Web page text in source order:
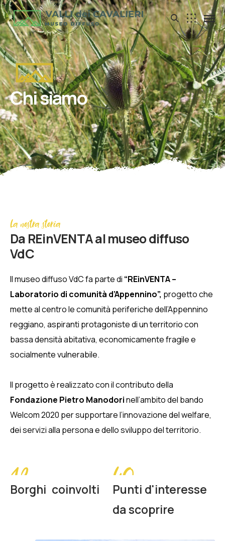
Chi siamo
La nostra storia
Da REinVENTA al museo diffuso
VdC
Il museo diffuso VdC fa parte di “REinVENTA –
Laboratorio di comunità d’Appennino”, progetto che
mette al centro le comunità periferiche dell’Appennino
reggiano, aspiranti protagoniste di un territorio con
bassa densità abitativa, economicamente fragile e
socialmente vulnerabile.
Il progetto è realizzato con il contributo della
Fondazione Pietro Manodorinell’ambito del bando
Welcom 2020 per supportare l’innovazione del welfare,
dei servizi alla persona e dello sviluppo del territorio.
13
Borghi coinvolti 40
Punti d'interesse
da scoprire